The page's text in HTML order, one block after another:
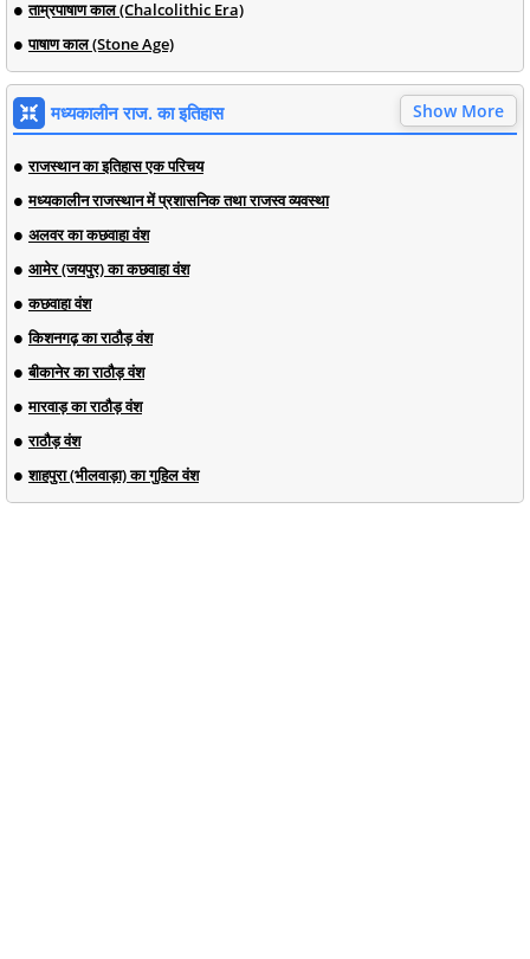
ताम्रपाषाण काल (Chalcolithic Era)
पाषाण काल (Stone Age)
मध्यकालीन राज. का इतिहास Show More
राजस्थान का इतिहास एक परिचय
मध्यकालीन राजस्थान में प्रशासनिक तथा राजस्व व्यवस्था
अलवर का कछवाहा वंश
आमेर (जयपुर) का कछवाहा वंश
कछवाहा वंश
किशनगढ़ का राठौड़ वंश
बीकानेर का राठौड़ वंश
मारवाड़ का राठौड़ वंश
राठौड़ वंश
शाहपुरा (भीलवाड़ा) का गुहिल वंश